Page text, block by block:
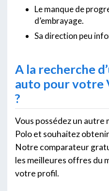
Le manque de
d’embrayage.
Sa direction peu
A la recherche
auto pour votre
?
Vous possédez un autre
Polo et souhaitez
Notre comparateur
les meilleures offres du
votre profil.